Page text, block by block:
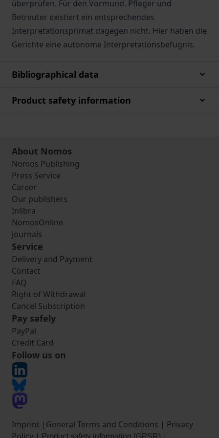
überprüfen. Für den Vormund, Pfleger und
Betreuter existiert ein entsprechendes
Interpretationsprimat dagegen nicht. Hier haben die
Gerichte eine autonome Interpretationsbefugnis.
Bibliographical data
Product safety information
About Nomos
Nomos Publishing
Press Service
Career
Our publishers
Inlibra
NomosOnline
Journals
Service
Delivery and Payment
Contact
FAQ
Right of Withdrawal
Cancel Subscription
Pay safely
PayPal
Credit Card
Follow us on
Imprint | General Terms and Conditions | Privacy
Product safety information (GPSR)